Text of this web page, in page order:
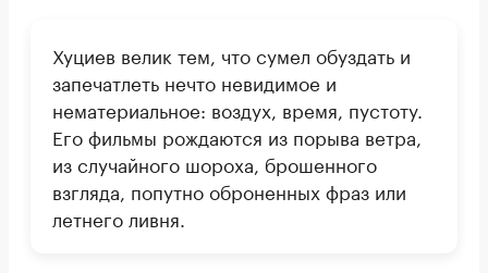
Хуциев велик тем, что сумел обуздать и
запечатлеть нечто невидимое и
нематериальное: воздух, время, пустоту.
Его фильмы рождаются из порыва ветра,
из случайного шороха, брошенного
взгляда, попутно оброненных фраз или
летнего ливня.